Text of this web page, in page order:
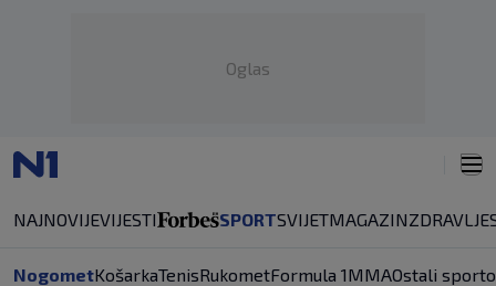
Oglas
NAJNOVIJEVIJESTI SPORTSVIJETMAGAZINZDRAVLJE
NogometKošarkaTenisRukometFormula 1MMAOstali